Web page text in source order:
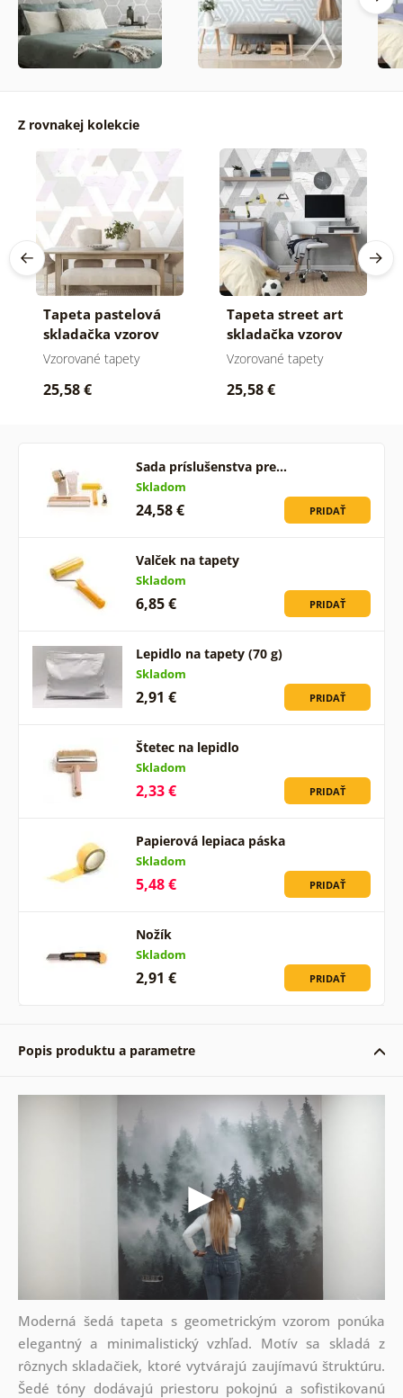
Z rovnakej kolekcie
Tapeta pastelová
skladačka vzorov
Vzorované tapety
25,58 €
Tapeta street art
skladačka vzorov
Vzorované tapety
25,58 €
Sada príslušenstva pre…
Skladom
24,58 € PRIDAŤ
Valček na tapety
Skladom
6,85 € PRIDAŤ
Lepidlo na tapety (70 g)
Skladom
2,91 € PRIDAŤ
Štetec na lepidlo
Skladom
2,33 € PRIDAŤ
Papierová lepiaca páska
Skladom
5,48 € PRIDAŤ
Nožík
Skladom
2,91 € PRIDAŤ
Popis produktu a parametre
Moderná šedá tapeta s geometrickým vzorom ponúka
elegantný a minimalistický vzhľad. Motív sa skladá z
rôznych skladačiek, ktoré vytvárajú zaujímavú štruktúru.
Šedé tóny dodávajú priestoru pokojnú a sofistikovanú